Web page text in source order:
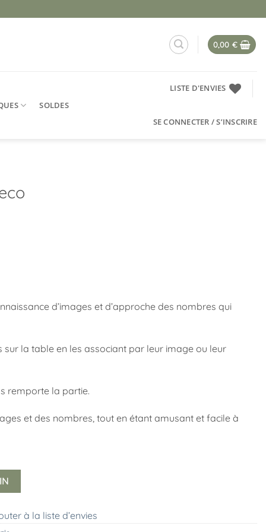
0,00 €
SOLDES
LISTE D'ENVIES
SE CONNECTER / S’INSCRIRE
d’images et d’approche des nombres qui
la table en les associant par leur image ou leur
remporte la partie.
et des nombres, tout en étant amusant et facile à
à la liste d’envies